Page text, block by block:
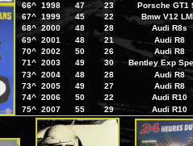
66^ 1998 47 23
Porsche GT1
67^ 1999 45 22
Bmw V12
68^ 2000 48 28
Audi R8s
69^ 2001 48 21
Audi R8
70^ 2002 50 26
Audi R8
71^ 2003 49 30
Bentley Exp
73^ 2004 48 28
Audi R8
73^ 2005 49 27
Audi R8
74^ 2006 50 22
Audi R10
75^ 2007 55 29 Audi R10